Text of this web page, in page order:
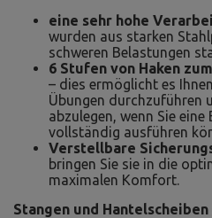
eine sehr hohe
wurden aus starken
schweren Belastungen
6 Stufen von Haken
– dies ermöglicht es
Übungen durchzuführen
abzulegen, wenn Sie
vollständig ausführen
Verstellbare
bringen Sie sie in die
maximalen Komfort.
Stangen und Hantelscheiben